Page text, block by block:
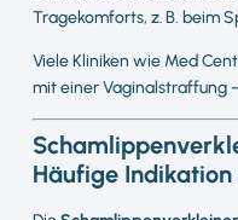
Tragekomforts, z. B. beim
Viele Kliniken wie Med
mit einer Vaginalstraffung
Häufige